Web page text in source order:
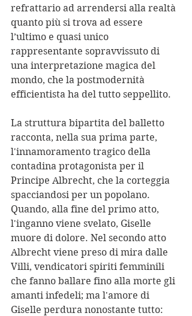
refrattario ad arrendersi alla realtà
quanto più si trova ad essere
l’ultimo e quasi unico
rappresentante sopravvissuto di
una interpretazione magica del
mondo, che la postmodernità
efficientista ha del tutto seppellito.
La struttura bipartita del balletto
racconta, nella sua prima parte,
l'innamoramento tragico della
contadina protagonista per il
Principe Albrecht, che la corteggia
spacciandosi per un popolano.
Quando, alla fine del primo atto,
l'inganno viene svelato, Giselle
muore di dolore. Nel secondo atto
Albrecht viene preso di mira dalle
Villi, vendicatori spiriti femminili
che fanno ballare fino alla morte gli
amanti infedeli; ma l'amore di
Giselle perdura nonostante tutto: